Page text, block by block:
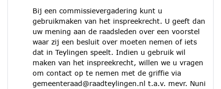
Bij een commissievergadering kunt u
gebruikmaken van het inspreekrecht. U geeft dan
uw mening aan de raadsleden over een voorstel
waar zij een besluit over moeten nemen of iets
dat in Teylingen speelt. Indien u gebruik wil
maken van het inspreekrecht, willen we u vragen
om contact op te nemen met de griffie via
gemeenteraad@raadteylingen.nl t.a.v. mevr. Nuni